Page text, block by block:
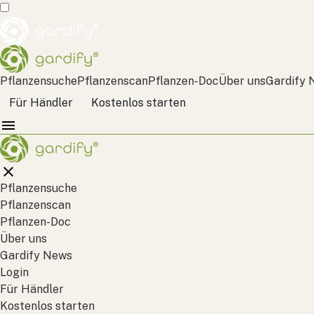
PflanzensuchePflanzenscanPflanzen-DocÜber unsGardify
Für Händler
Kostenlos starten
Pflanzensuche
Pflanzenscan
Pflanzen-Doc
Über uns
Gardify News
Login
Für Händler
Kostenlos starten